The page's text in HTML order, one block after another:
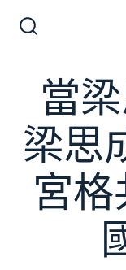
換
關當
梁思
宮